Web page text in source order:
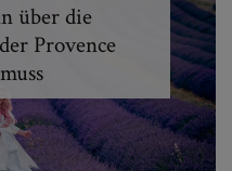
über die
Provence